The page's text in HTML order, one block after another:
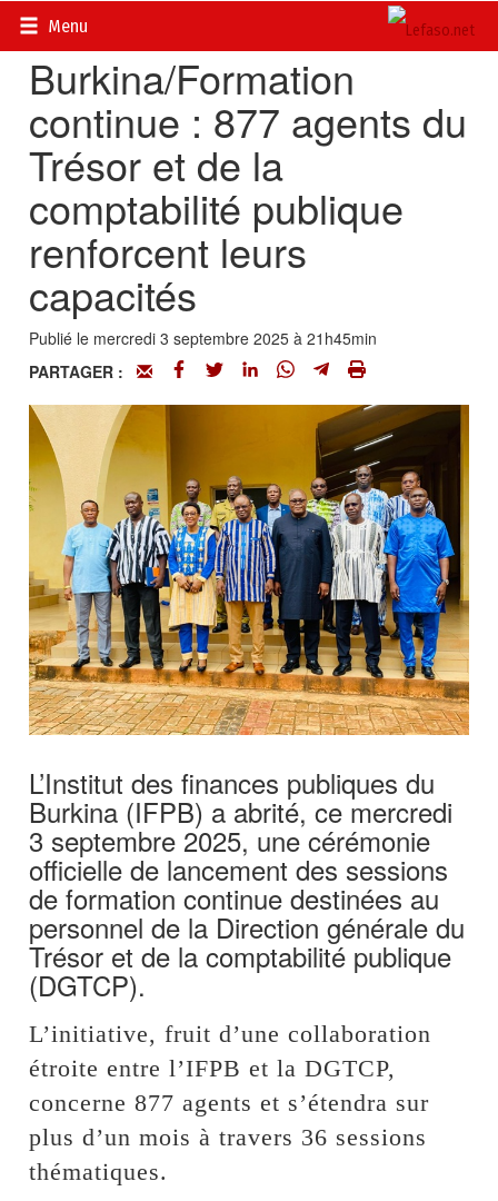
Menu
Accueil>
Burkina/Formation
continue : 877 agents du
Trésor et de la
comptabilité publique
renforcent leurs
capacités
Publié le mercredi 3 septembre 2025 à 21h45min
PARTAGER :
L’Institut des finances publiques du
Burkina (IFPB) a abrité, ce mercredi
3 septembre 2025, une cérémonie
officielle de lancement des sessions
de formation continue destinées au
personnel de la Direction générale du
Trésor et de la comptabilité publique
(DGTCP).
L’initiative, fruit d’une collaboration
étroite entre l’IFPB et la DGTCP,
concerne 877 agents et s’étendra sur
plus d’un mois à travers 36 sessions
thématiques.